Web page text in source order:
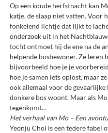
Op een koude herfstnacht kan
katje, de slaap niet vatten. Voor
fonkelend lichtje dat lijkt te
onderzoek uit in het
tocht ontmoet hij de ene na de
helpende bosbewoner. Ze leren
bijvoorbeeld hoe je je
hoe je samen iets oplost, maar
ook allemaal voor de gevaarlijke
donkere bos woont. Maar als
tegenkomt…
Het verhaal van Mo – Een
Yeonju Choi is een tedere fabel